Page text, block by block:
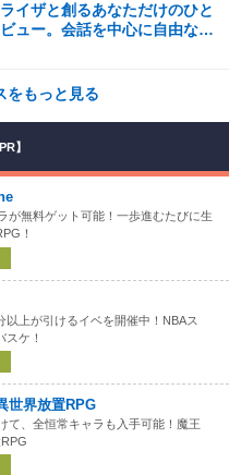
イザと創るあなただけのひと
ュー。会話を中心に自由な冒
をもっと見る
】
が無料ゲット可能！一歩進むたびに生
！
以上が引けるイベを開催中！NBAス
ケ！
世界放置RPG
て、全恒常キャラも入手可能！魔王